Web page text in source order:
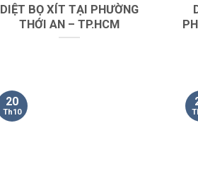
DIỆT BỌ XÍT TẠI PHƯỜNG
THỚI AN – TP.HCM
20
Th10